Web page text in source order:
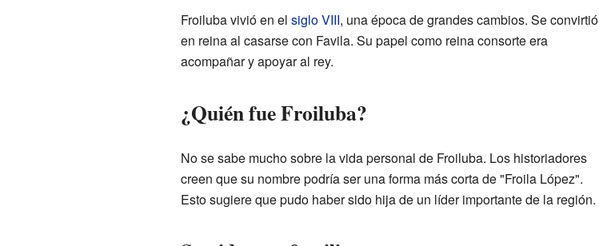
Froiluba vivió en el siglo VIII, una época de grandes cambios. Se convirtió
en reina al casarse con Favila. Su papel como reina consorte era
acompañar y apoyar al rey.
¿Quién fue Froiluba?
No se sabe mucho sobre la vida personal de Froiluba. Los historiadores
creen que su nombre podría ser una forma más corta de "Froila López".
Esto sugiere que pudo haber sido hija de un líder importante de la región.